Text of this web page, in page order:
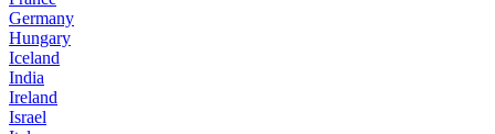
Germany
Hungary
Iceland
India
Ireland
Israel